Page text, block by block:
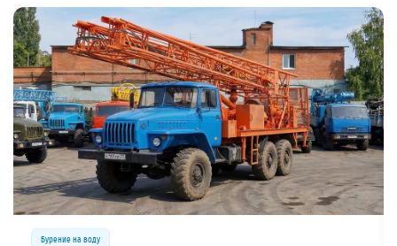
Бурение на воду